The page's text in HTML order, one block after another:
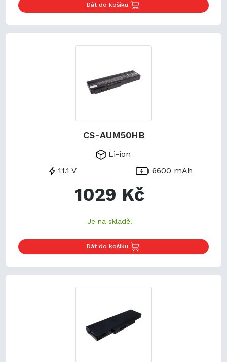
Dát do košíku
CS-AUM50HB
Li-ion
11.1 V
6600 mAh
1029 Kč
Je na skladě!
Dát do košíku